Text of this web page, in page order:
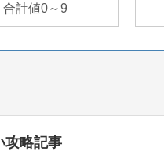
合計値0～9
攻略記事